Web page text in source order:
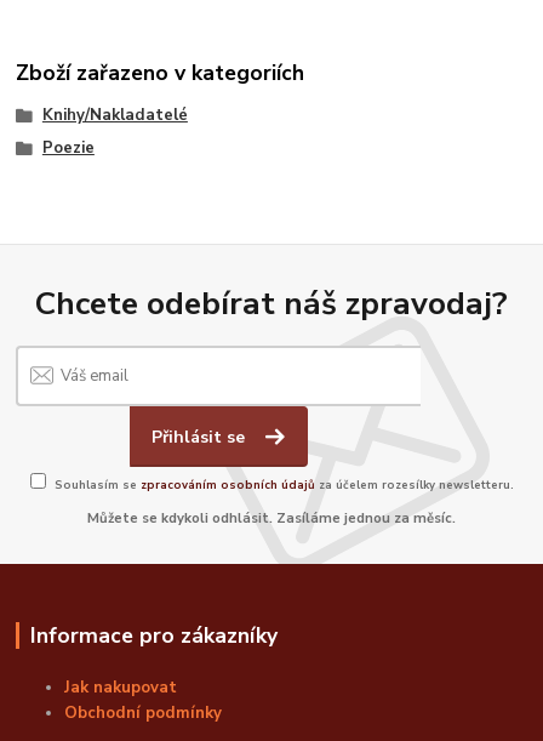
Zboží zařazeno v kategoriích
Knihy/Nakladatelé
Poezie
Chcete odebírat náš zpravodaj?
Přihlásit se
Souhlasím se zpracováním osobních údajů za účelem rozesílky newsletteru.
Můžete se kdykoli odhlásit. Zasíláme jednou za měsíc.
Informace pro zákazníky
Jak nakupovat
Obchodní podmínky